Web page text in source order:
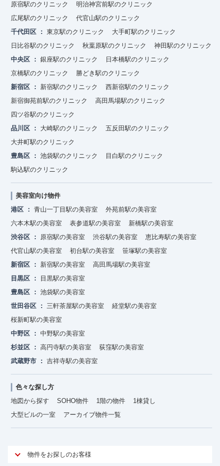
原宿駅のクリニック
明治神宮前駅のクリニック
広尾駅のクリニック
代官山駅のクリニック
千代田区
東京駅のクリニック
大手町駅のクリニック
日比谷駅のクリニック
秋葉原駅のクリニック
神田駅のクリニック
中央区
銀座駅のクリニック
日本橋駅のクリニック
京橋駅のクリニック
勝どき駅のクリニック
新宿区
新宿駅のクリニック
西新宿駅のクリニック
新宿御苑前駅のクリニック
高田馬場駅のクリニック
四ツ谷駅のクリニック
品川区
大崎駅のクリニック
五反田駅のクリニック
大井町駅のクリニック
豊島区
池袋駅のクリニック
目白駅のクリニック
駒込駅のクリニック
美容室向け物件
港区
青山一丁目駅の美容室
外苑前駅の美容室
六本木駅の美容室
表参道駅の美容室
新橋駅の美容室
渋谷区
原宿駅の美容室 渋谷駅の美容室
恵比寿駅の美容室
代官山駅の美容室
初台駅の美容室
笹塚駅の美容室
新宿区
新宿駅の美容室
高田馬場駅の美容室
目黒区
目黒駅の美容室
豊島区
池袋駅の美容室
世田谷区
三軒茶屋駅の美容室
経堂駅の美容室
桜新町駅の美容室
中野区
中野駅の美容室
杉並区
高円寺駅の美容室
荻窪駅の美容室
武蔵野市
吉祥寺駅の美容室
色々な探し方
地図から探す
SOHO物件 1階の物件
1棟貸し
大型ビルの一室
アーカイブ物件一覧
物件をお探しのお客様